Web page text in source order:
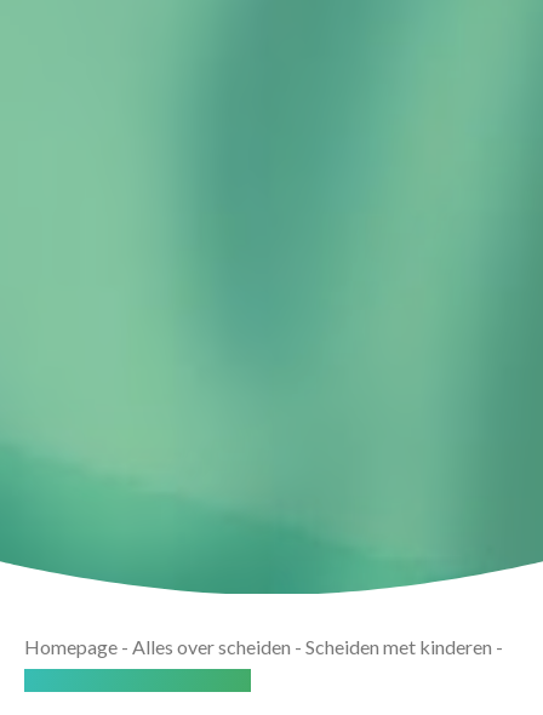
Homepage - Alles over scheiden - Scheiden met kinderen -